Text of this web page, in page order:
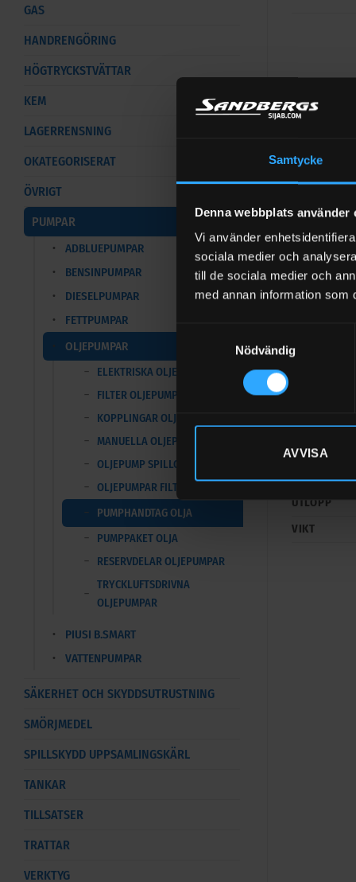
Samtycke
Denna webbplats använder
Vi använder
sociala medier och
till de sociala medier och
med annan information som
Samtyckesval
Nödvändig
AVVISA
GAS
HANDRENGÖRING
HÖGTRYCKSTVÄTTAR
KEM
LAGERRENSNING
OKATEGORISERAT
ÖVRIGT
PUMPAR
ADBLUEPUMPAR
BENSINPUMPAR
DIESELPUMPAR
FETTPUMPAR
OLJEPUMPAR
ELEKTRISKA OLJEPUMPAR
FILTER OLJEPUMPAR
KOPPLINGAR OLJEPUMPAR
MANUELLA OLJEPUMPAR
OLJEPUMP SPILLOLJA
OLJEPUMPAR FILTRERING
PUMPHANDTAG OLJA
PUMPPAKET OLJA
RESERVDELAR OLJEPUMPAR
TRYCKLUFTSDRIVNA
OLJEPUMPAR
PIUSI B.SMART
VATTENPUMPAR
SÄKERHET OCH SKYDDSUTRUSTNING
SMÖRJMEDEL
SPILLSKYDD UPPSAMLINGSKÄRL
TANKAR
TILLSATSER
TRATTAR
VERKTYG
och
munstycke
FÖR
MODELL
KAPACITET
NON-DRIP
TRYCK MAX
UTLOPP
VIKT